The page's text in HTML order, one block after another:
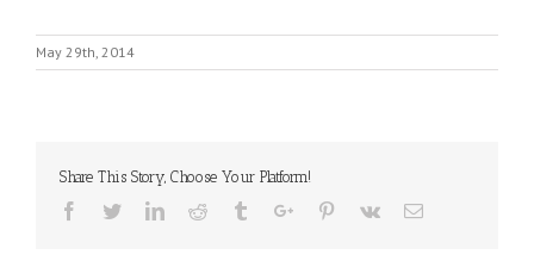
May 29th, 2014
Share This Story, Choose Your Platform!
Facebook
TwitterLinkedinReddit TumblrGoogle+Pinterest
Vk Email